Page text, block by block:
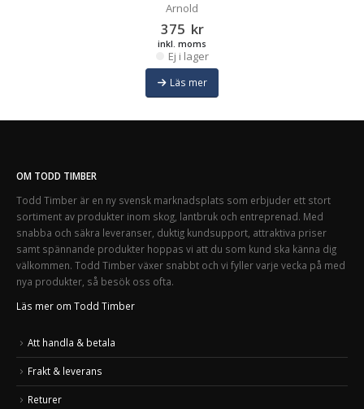
Arnold
375 kr
inkl. moms
Ej i lager
Läs mer
OM TODD TIMBER
Todd Timber är en ny svensk marknadsplats som erbjuder ett stort
sortiment av produkter inom skog, lantbruk och entreprenad. Med
snabba och säkra leveranser, duktig kundsupport, attraktiva priser
samt spännande produkter hoppas vi att du som kund ska känna dig
välkommen. Todd Timber växer snabbt och vi fyller varje vecka på med
nya produkter, så besök oss ofta.
Läs mer om Todd Timber
Att handla & betala
Frakt & leverans
Returer